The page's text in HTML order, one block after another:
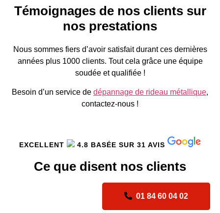
Témoignages de nos clients sur
nos prestations
Nous sommes fiers d’avoir satisfait durant ces dernières
années plus 1000 clients. Tout cela grâce une équipe
soudée et qualifiée !
Besoin d’un service de dépannage de rideau métallique,
contactez-nous !
EXCELLENT 4.8 BASÉE SUR 31 AVIS
Ce que disent nos clients
01 84 60 04 02